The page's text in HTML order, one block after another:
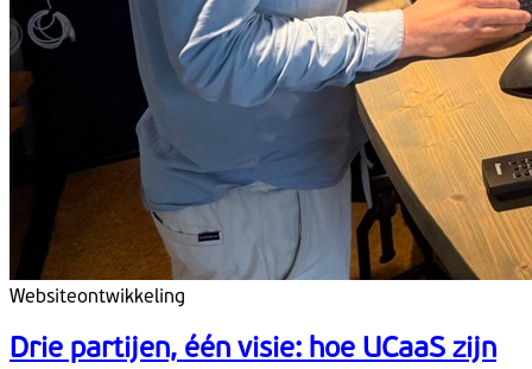
Websiteontwikkeling
Drie partijen, één visie: hoe UCaaS zijn